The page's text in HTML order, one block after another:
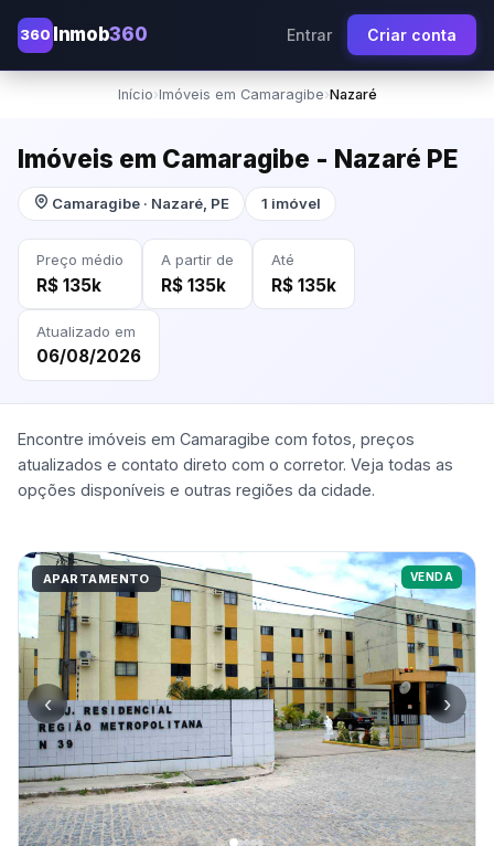
360 Inmob360 Entrar Criar conta
Início›Imóveis em Camaragibe›Nazaré
Imóveis em Camaragibe - Nazaré PE
Camaragibe · Nazaré, PE 1 imóvel
Preço médio
R$ 135k
A partir de
R$ 135k
Até
R$ 135k
Atualizado em
06/08/2026
Encontre imóveis em Camaragibe com fotos, preços
atualizados e contato direto com o corretor. Veja todas as
opções disponíveis e outras regiões da cidade.
APARTAMENTO VENDA
‹ ›